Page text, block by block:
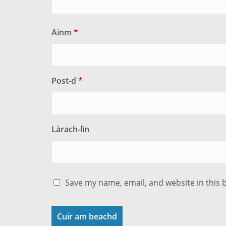
Ainm *
Post-d *
Làrach-lìn
Save my name, email, and website in